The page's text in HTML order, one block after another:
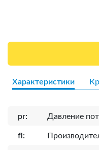
Характеристики
pr: Давление
fl: